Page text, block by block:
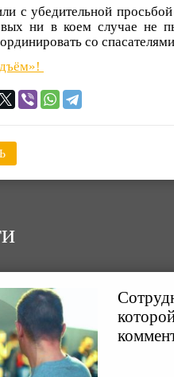
с убедительной
ни в коем случае не
со